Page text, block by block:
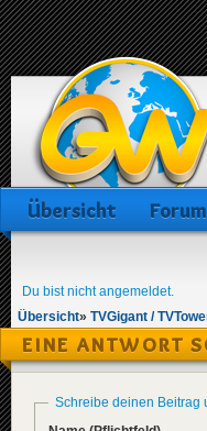
Übersicht Forum
Du bist nicht angemeldet.
Übersicht» TVGigant /
EINE ANTWORT
Schreibe deinen Beitrag